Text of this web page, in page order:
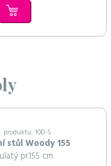
produktu: 100-S
stůl Woody 155
pr.155 cm